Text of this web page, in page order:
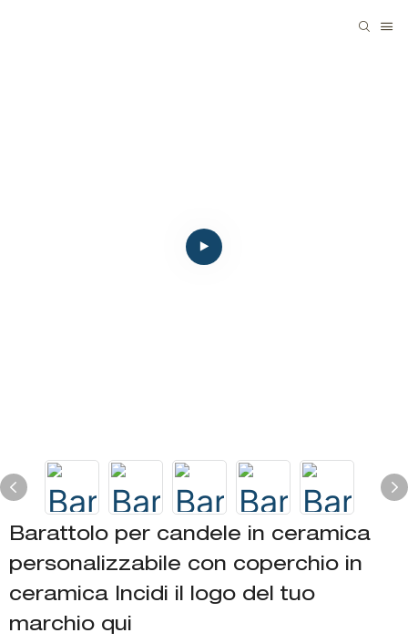
Barattolo per candele in ceramica
personalizzabile con coperchio in
ceramica Incidi il logo del tuo
marchio qui